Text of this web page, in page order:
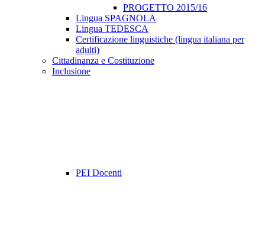
PROGETTO 2015/16
Lingua SPAGNOLA
Lingua TEDESCA
Certificazione linguistiche (lingua italiana per
adulti)
Cittadinanza e Costituzione
Inclusione
PEI Docenti